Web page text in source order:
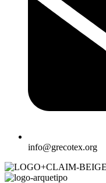
info@grecotex.org